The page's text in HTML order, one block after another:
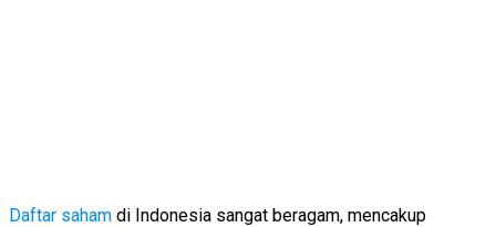
Daftar saham di Indonesia sangat beragam, mencakup